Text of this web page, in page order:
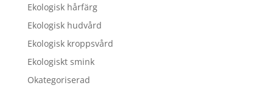
Ekologisk hårfärg
Ekologisk hudvård
Ekologisk kroppsvård
Ekologiskt smink
Okategoriserad